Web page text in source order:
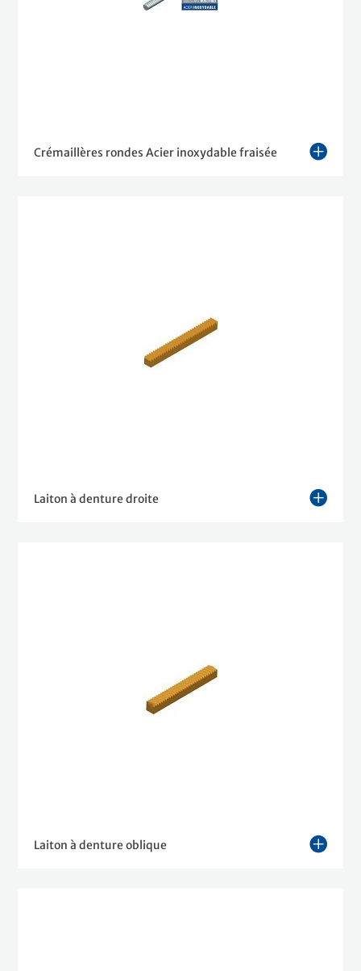
Crémaillères rondes Acier inoxydable fraisée
Laiton à denture droite
Laiton à denture oblique